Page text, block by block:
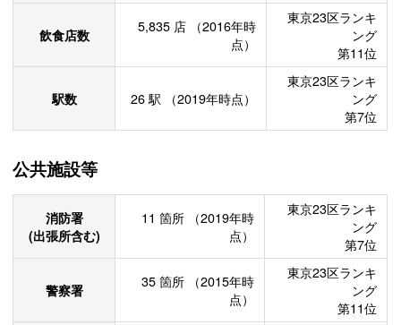
飲食店数 5,835 店
（2016年時
点）
東京23区ランキ
ング
第11位
駅数 26駅 （2019年時点）
東京23区ランキ
ング
第7位
公共施設等
消防署
(出張所含む)
11 箇所
（2019年時
点）
東京23区ランキ
ング
第7位
警察署 35 箇所
（2015年時
点）
東京23区ランキ
ング
第11位